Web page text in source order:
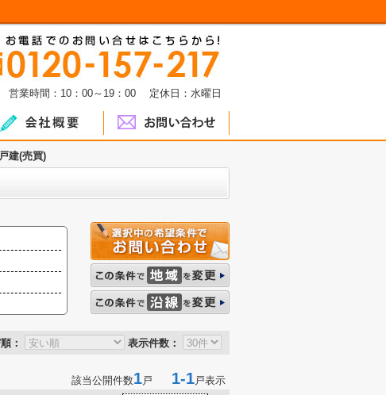
営業時間：10：00～19：00 定休日：水曜日
建(売買)
： 表示件数：
該当公開件数1戸 1-1戸表示